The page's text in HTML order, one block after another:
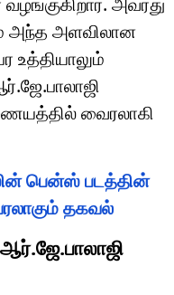
அந்த அளவிலான
உத்தியாலும்
வைரலாகி
பென்ஸ் படத்தின்
தகவல்